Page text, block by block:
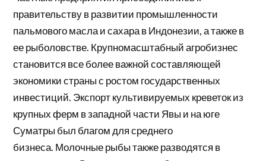
правительству в развитии промышленности
пальмового масла и сахара в Индонезии, а также в
ее рыболовстве. Крупномасштабный агробизнес
становится все более важной составляющей
экономики страны с ростом государственных
инвестиций. Экспорткультивируемых креветок из
крупных ферм в западной части Явы и на юге
Суматры был благом для среднего
бизнеса. Молочные рыбы также разводятся в